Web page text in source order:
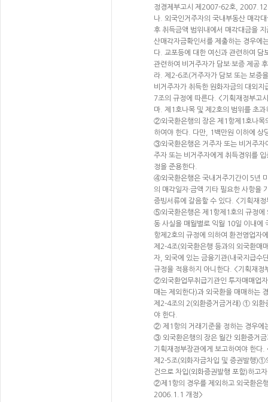
정경제부고시 제2007-62호,
나. 외국인거주자의 국내부동산 매각
후 취득금액 범위내에서 매각대금을
산매각자금확인서를 제출하는 경우
다. 교포등에 대한 여신과 관련하여 담
관련하여 비거주자가 담보·보증 제공
라. 제2-6조(거주자가 담보 또는 보증
비거주자가 취득한 원화자금의 대외
7조의 규정에 따른다. <기획재정부
마. 제1호나목 및 제2호의 범위를 초
②외국환은행의 장은 제1항제1호나목
하여야 한다. 다만, 1백만원 이하에
③외국환은행은 거주자 또는 비거주자
주자 또는 비거주자에게 취득경위를
정을 준용한다.
④외국환은행은 국내거주기간이 5년
의 매각일자·금액 기타 필요한 사항을
증빙서류에 갈음할 수 있다. <기획재
⑤외국환은행은 제1항제1호의 규정에
동 사실을 매월별로 익월 10일 이내에
항제2호의 규정에 의하여 환전영업
제2-4조(외국환은행 등과의 외국환매
자, 외국에 있는 금융기관(내국지급수
규정을 적용하지 아니한다. <기획재
②외국환업무취급기관인 투자매매업
매는 제외한다)과 외국환을 매매하는
제2-4조의 2(외환증거금거래) ① 외환
야 한다.
② 제1항의 거래기준을 정하는 경우에
③ 외국환은행의 장은 월간 외환증거
기획재정부장관에게 보고하여야 한
제2-5조(외화자금차입 및 증권발행)①
건으로 차입(외화증권발행 포함)하고
②제1항의 경우를 제외하고 외국환은
2006.1.1 개정>